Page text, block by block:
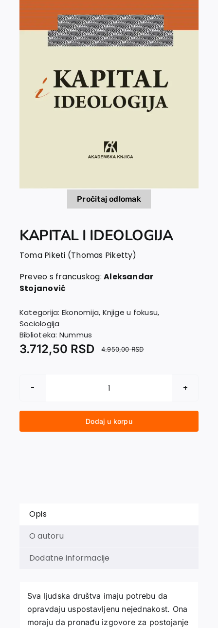
Kontakt
Pročitaj odlomak
KAPITAL I IDEOLOGIJA
Toma Piketi (Thomas Piketty)
Preveo s francuskog:Aleksandar
Stojanović
Kategorija: Ekonomija, Knjige u fokusu,
Sociologija
Biblioteka: Nummus
4.950,00RSD
3.712,50 RSD
KAPITAL
IDEOLOGIJA
količina
Dodaj u korpu
Opis
O autoru
Dodatne informacije
Sva ljudska društva imaju potrebu da
opravdaju uspostavljenu nejednakost. Ona
moraju da pronađu izgovore za postojanje